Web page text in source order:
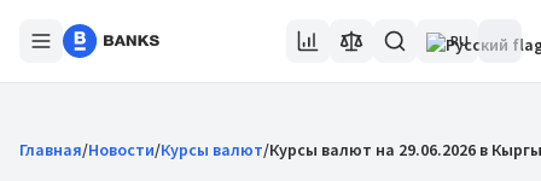
RU
Главная/Новости/Курсы валют/Курсы валют на 29.06.2026 в